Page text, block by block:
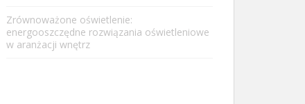
Zrównoważone oświetlenie:
energooszczędne rozwiązania oświetleniowe
w aranżacji wnętrz